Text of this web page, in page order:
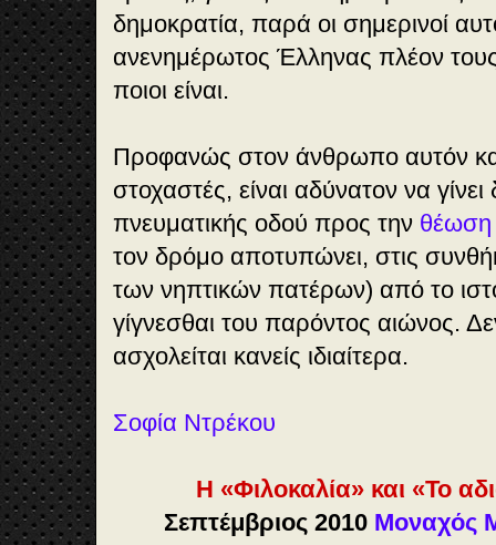
δημοκρατία, παρά οι σημερινοί
ανενημέρωτος Έλληνας πλέον
ποιοι είναι.
Προφανώς στον άνθρωπο αυτόν
στοχαστές, είναι αδύνατον να
πνευματικής οδού προς την θέωση
τον δρόμο αποτυπώνει, στις
των νηπτικών πατέρων) από το
γίγνεσθαι του παρόντος αιώνος.
ασχολείται κανείς ιδιαίτερα.
Σοφία Ντρέκου
Η «Φιλοκαλία» και «Το
Σεπτέμβριος 2010 Μοναχός